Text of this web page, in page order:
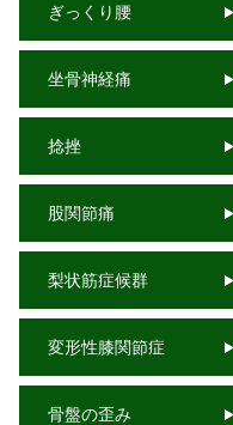
ぎっくり腰
坐骨神経痛
捻挫
股関節痛
梨状筋症候群
変形性膝関節症
骨盤の歪み